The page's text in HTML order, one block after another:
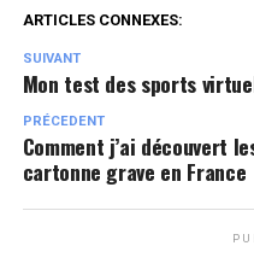
ARTICLES CONNEXES:
SUIVANT
Mon test des sports
PRÉCEDENT
Comment j’ai découvert
cartonne grave en France